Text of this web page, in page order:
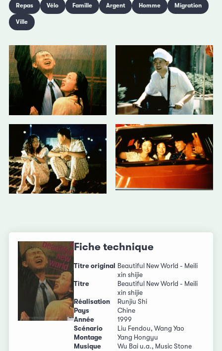
Repas Vélo Famille Argent Homme Migration
Ville
Fiche technique
Titre original
Beautiful New World - Meili
xin shijie
Titre
Beautiful New World - Meili
xin shijie
Réalisation
Runjiu Shi
Pays
Chine
Année
1999
Scénario
Liu Fendou, Wang Yao
Montage
Yang Hongyu
Musique
Wu Bai u.a., Music Stone